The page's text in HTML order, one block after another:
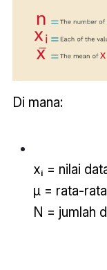
Di mana:
xᵢ = nilai
μ = rata-
N = jumlah